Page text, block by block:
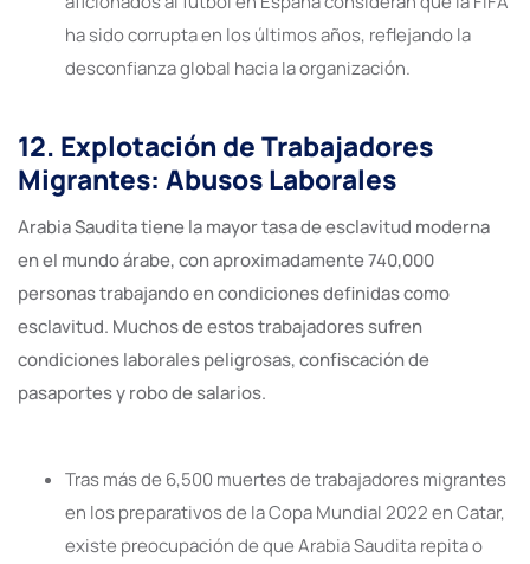
ha sido corrupta en los últimos años, reflejando la
desconfianza global hacia la organización.
12. Explotación de Trabajadores
Migrantes: Abusos Laborales
Arabia Saudita tiene la mayor tasa de esclavitud moderna
en el mundo árabe, con aproximadamente 740,000
personas trabajando en condiciones definidas como
esclavitud. Muchos de estos trabajadores sufren
condiciones laborales peligrosas, confiscación de
pasaportes y robo de salarios.
Tras más de 6,500 muertes de trabajadores migrantes
en los preparativos de la Copa Mundial 2022 en Catar,
existe preocupación de que Arabia Saudita repita o